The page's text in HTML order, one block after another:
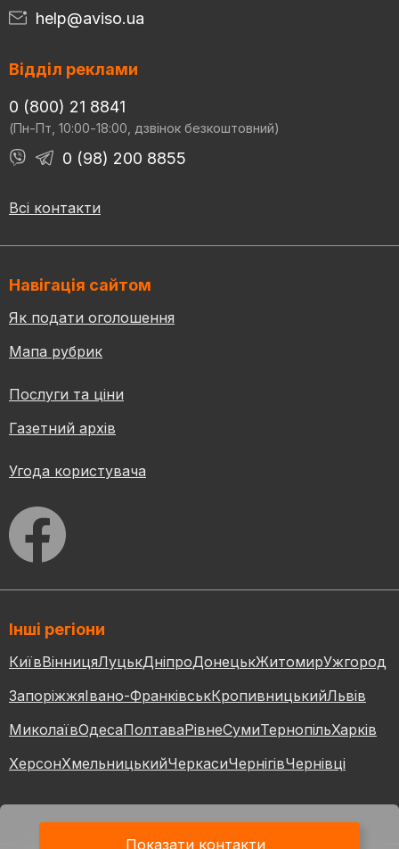
Показати контакти
help@aviso.ua
Відділ реклами
0 (800) 21 8841
(Пн-Пт, 10:00-18:00, дзвінок безкоштовний)
0 (98) 200 8855
Всі контакти
Навігація сайтом
Як подати оголошення
Мапа рубрик
Послуги та ціни
Газетний архів
Угода користувача
Інші регіони
КиївВінницяЛуцькДніпроДонецькЖитомирУжгород
ЗапоріжжяІвано-ФранківськКропивницькийЛьвів
МиколаївОдесаПолтаваРівнеСумиТернопільХарків
ХерсонХмельницькийЧеркасиЧернігівЧернівці